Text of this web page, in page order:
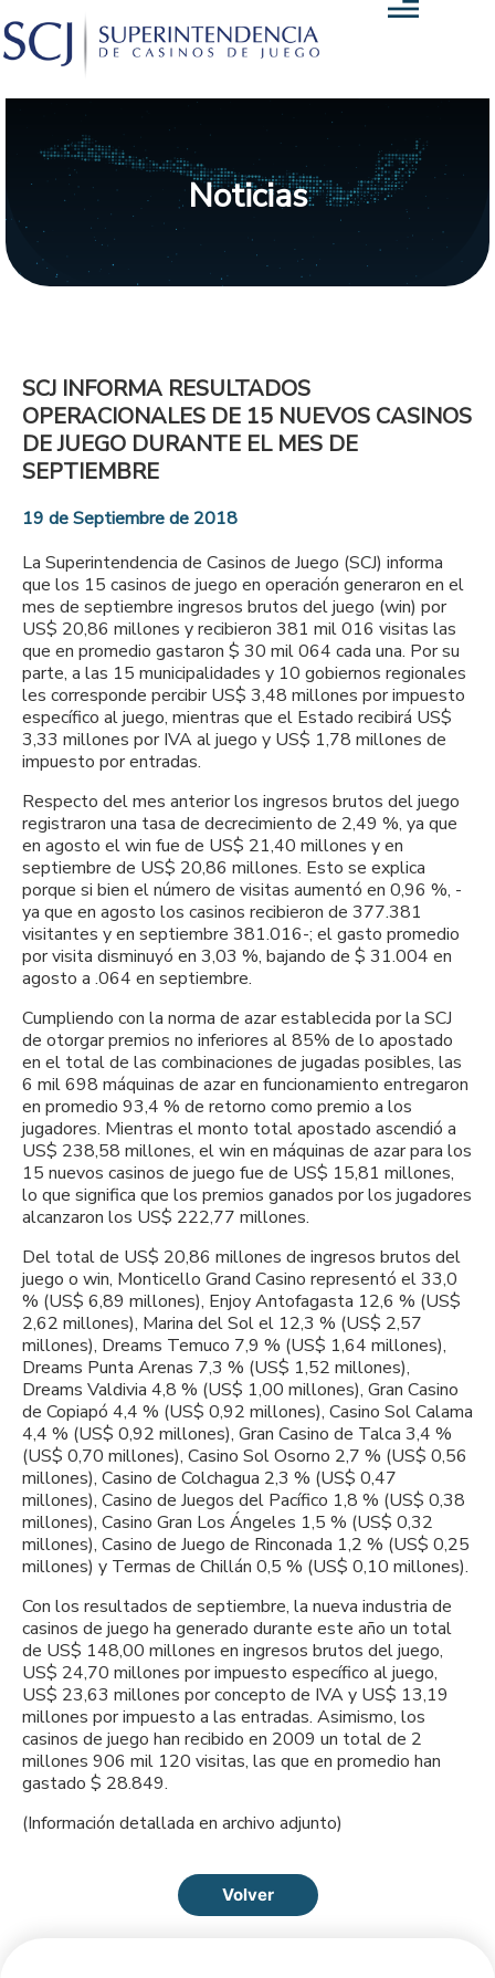
Noticias
SCJ INFORMA RESULTADOS
OPERACIONALES DE 15 NUEVOS CASINOS
DE JUEGO DURANTE EL MES DE
SEPTIEMBRE
19 de Septiembre de 2018
La Superintendencia de Casinos de Juego (SCJ) informa
que los 15 casinos de juego en operación generaron en el
mes de septiembre ingresos brutos del juego (win) por
US$ 20,86 millones y recibieron 381 mil 016 visitas las
que en promedio gastaron $ 30 mil 064 cada una. Por su
parte, a las 15 municipalidades y 10 gobiernos regionales
les corresponde percibir US$ 3,48 millones por impuesto
específico al juego, mientras que el Estado recibirá US$
3,33 millones por IVA al juego y US$ 1,78 millones de
impuesto por entradas.
Respecto del mes anterior los ingresos brutos del juego
registraron una tasa de decrecimiento de 2,49 %, ya que
en agosto el win fue de US$ 21,40 millones y en
septiembre de US$ 20,86 millones. Esto se explica
porque si bien el número de visitas aumentó en 0,96 %, -
ya que en agosto los casinos recibieron de 377.381
visitantes y en septiembre 381.016-; el gasto promedio
por visita disminuyó en 3,03 %, bajando de $ 31.004 en
agosto a .064 en septiembre.
Cumpliendo con la norma de azar establecida por la SCJ
de otorgar premios no inferiores al 85% de lo apostado
en el total de las combinaciones de jugadas posibles, las
6 mil 698 máquinas de azar en funcionamiento entregaron
en promedio 93,4 % de retorno como premio a los
jugadores. Mientras el monto total apostado ascendió a
US$ 238,58 millones, el win en máquinas de azar para los
15 nuevos casinos de juego fue de US$ 15,81 millones,
lo que significa que los premios ganados por los jugadores
alcanzaron los US$ 222,77 millones.
Del total de US$ 20,86 millones de ingresos brutos del
juego o win, Monticello Grand Casino representó el 33,0
% (US$ 6,89 millones), Enjoy Antofagasta 12,6 % (US$
2,62 millones), Marina del Sol el 12,3 % (US$ 2,57
millones), Dreams Temuco 7,9 % (US$ 1,64 millones),
Dreams Punta Arenas 7,3 % (US$ 1,52 millones),
Dreams Valdivia 4,8 % (US$ 1,00 millones), Gran Casino
de Copiapó 4,4 % (US$ 0,92 millones), Casino Sol Calama
4,4 % (US$ 0,92 millones), Gran Casino de Talca 3,4 %
(US$ 0,70 millones), Casino Sol Osorno 2,7 % (US$ 0,56
millones), Casino de Colchagua 2,3 % (US$ 0,47
millones), Casino de Juegos del Pacífico 1,8 % (US$ 0,38
millones), Casino Gran Los Ángeles 1,5 % (US$ 0,32
millones), Casino de Juego de Rinconada 1,2 % (US$ 0,25
millones) y Termas de Chillán 0,5 % (US$ 0,10 millones).
Con los resultados de septiembre, la nueva industria de
casinos de juego ha generado durante este año un total
de US$ 148,00 millones en ingresos brutos del juego,
US$ 24,70 millones por impuesto específico al juego,
US$ 23,63 millones por concepto de IVA y US$ 13,19
millones por impuesto a las entradas. Asimismo, los
casinos de juego han recibido en 2009 un total de 2
millones 906 mil 120 visitas, las que en promedio han
gastado $ 28.849.
(Información detallada en archivo adjunto)
Volver